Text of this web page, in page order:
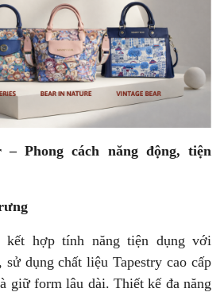
– Phong cách năng động, tiện
kết hợp tính năng tiện dụng với
sử dụng chất liệu Tapestry cao cấp
giữ form lâu dài. Thiết kế đa năng